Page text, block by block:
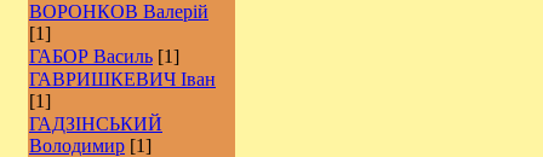
ВОРОНКОВ Валерій
[1]
ГАБОР Василь [1]
ГАВРИШКЕВИЧ Іван
[1]
ГАДЗІНСЬКИЙ
Володимир [1]